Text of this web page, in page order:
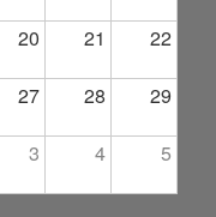
20 21 22
27 28 29
3 4 5